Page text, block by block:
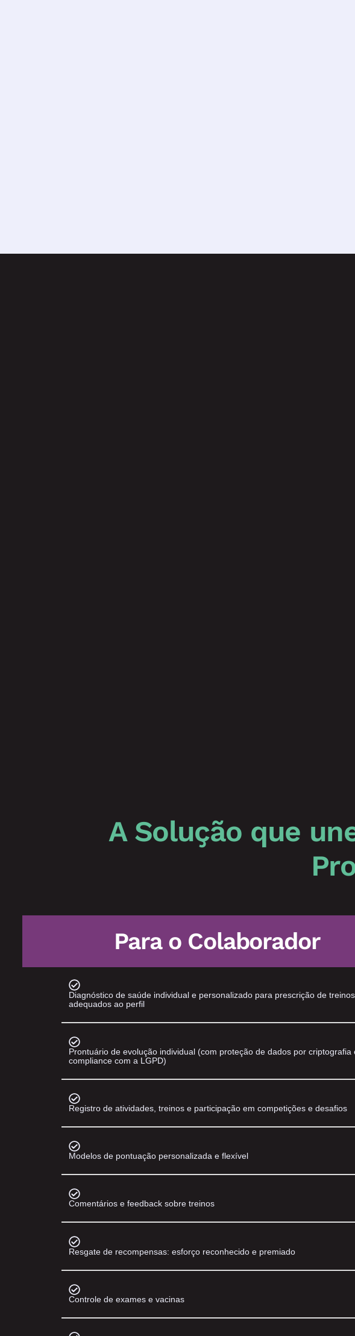
A Solução que
Para o Colaborador
Diagnóstico de saúde individual e personalizado para prescrição de treinos
adequados ao perfil
Prontuário de evolução individual (com proteção de dados por criptografia
compliance com a LGPD)
Registro de atividades, treinos e participação em competições e desafios
Modelos de pontuação personalizada e flexível
Comentários e feedback sobre treinos
Resgate de recompensas: esforço reconhecido e premiado
Controle de exames e vacinas